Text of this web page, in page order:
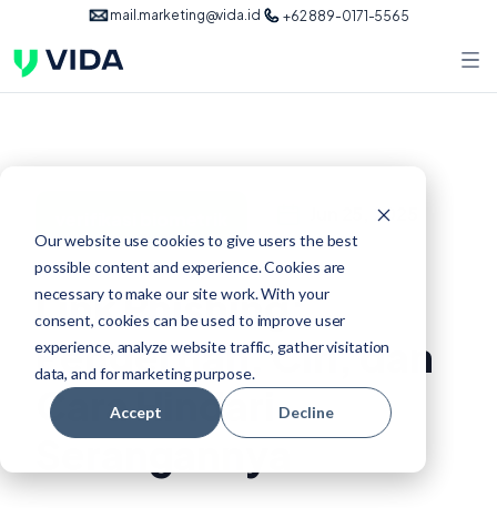
Our website use cookies to give users the best
possible content and experience. Cookies are
necessary to make our site work. With your
consent, cookies can be used to improve user
experience, analyze website traffic, gather visitation
data, and for marketing purpose.
Accept Decline
mail.marketing@vida.id +62 889-0171-5565
Jun 25, 2025
Link Phishing:
Pengertian, Ciri, dan
Cara Hindari
Serangannya